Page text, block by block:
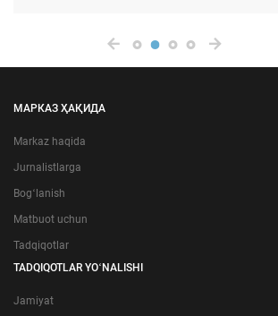
МАРКАЗ ҲАҚИДА
Markaz haqida
Jurnalistlarga
Bogʻlanish
Matbuot uchun
Tadqiqotlar
TADQIQOTLAR YOʻNALISHI
Jamiyat